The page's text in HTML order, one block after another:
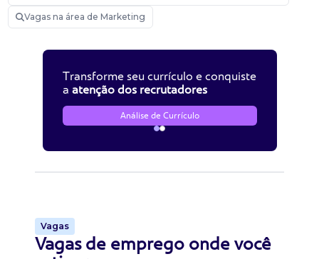
Vagas na área de Marketing
Transforme seu currículo e conquiste
a atenção dos recrutadores
Análise de Currículo
Vagas
Vagas de emprego onde você